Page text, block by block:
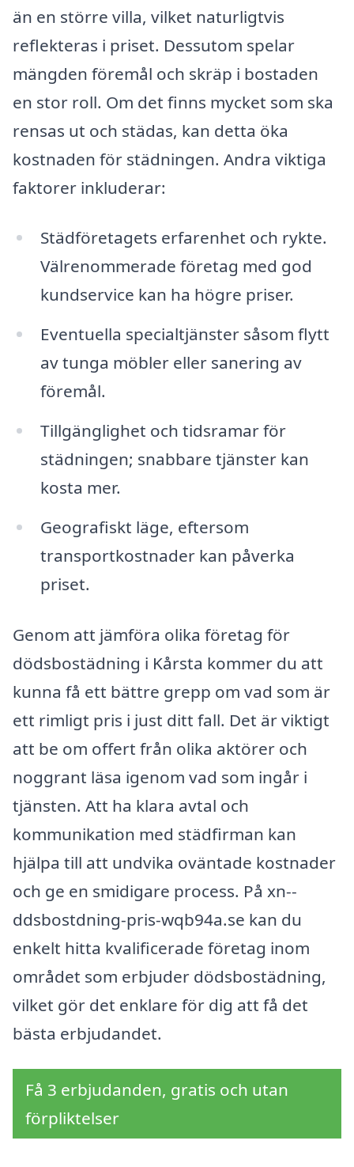
än en större villa, vilket naturligtvis
reflekteras i priset. Dessutom spelar
mängden föremål och skräp i bostaden
en stor roll. Om det finns mycket som ska
rensas ut och städas, kan detta öka
kostnaden för städningen. Andra viktiga
faktorer inkluderar:
Städföretagets erfarenhet och rykte.
Välrenommerade företag med god
kundservice kan ha högre priser.
Eventuella specialtjänster såsom flytt
av tunga möbler eller sanering av
föremål.
Tillgänglighet och tidsramar för
städningen; snabbare tjänster kan
kosta mer.
Geografiskt läge, eftersom
transportkostnader kan påverka
priset.
Genom att jämföra olika företag för
dödsbostädning i Kårsta kommer du att
kunna få ett bättre grepp om vad som är
ett rimligt pris i just ditt fall. Det är viktigt
att be om offert från olika aktörer och
noggrant läsa igenom vad som ingår i
tjänsten. Att ha klara avtal och
kommunikation med städfirman kan
hjälpa till att undvika oväntade kostnader
och ge en smidigare process. På xn--
ddsbostdning-pris-wqb94a.se kan du
enkelt hitta kvalificerade företag inom
området som erbjuder dödsbostädning,
vilket gör det enklare för dig att få det
bästa erbjudandet.
Få 3 erbjudanden, gratis och utan
förpliktelser